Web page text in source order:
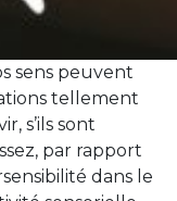
sens peuvent
tellement
s’ils sont
par rapport
dans le